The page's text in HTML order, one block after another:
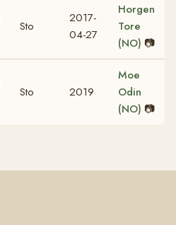
Sto
2017-
04-27
Horgen
Tore
(NO) 📷
Sto 2019
Moe
Odin
(NO) 📷